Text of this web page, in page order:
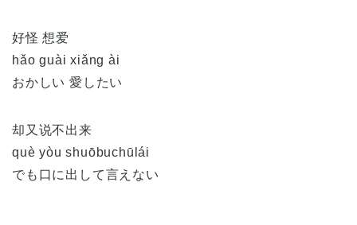
好怪 想爱
hǎo guài xiǎng ài
おかしい 愛したい
却又说不出来
què yòu shuōbuchūlái
でも口に出して言えない